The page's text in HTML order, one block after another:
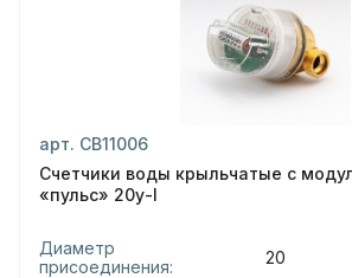
арт. СВ11006
Счетчики воды крыльчатые с
«пульс» 20у-l
Диаметр
присоединения:
20